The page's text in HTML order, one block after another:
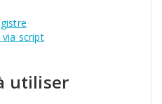
script
utiliser